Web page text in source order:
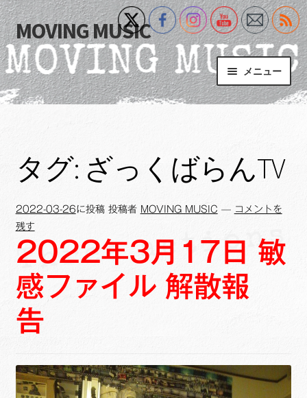
ナ
ビ
ゲ
ー
シ
ス
キ
プ
コ
ン
テ
ン
ツ
ッ
プ
MOVING MUSIC
メニュー
Home
メ
ュ
を
展
What’s New
Blog
+MM Online Video Platform
サ
ブ
展
開
フォトギャラリー
ー
を
Links
ュ
せたがや生涯現役ネットワーク
メ
萩・魅力PR大使
タグ: ざっくばらんTV
2022-03-26に投稿 投稿者 MOVING MUSIC — コメントを
残す
2022年3月17日 敏
感ファイル 解散報
告